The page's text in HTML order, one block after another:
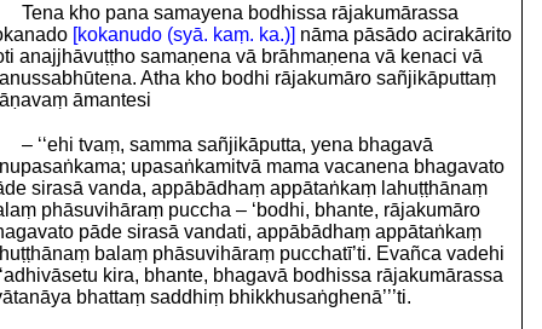
Tena kho pana samayena bodhissa rājakumārassa
[kokanudo (syā. kaṃ. ka.)] nāma pāsādo acirakārito
anajjhāvuṭṭho samaṇena vā brāhmaṇena vā kenaci vā
Atha kho bodhi rājakumāro sañjikāputtaṃ
āmantesi
– ‘‘ehi tvaṃ, samma sañjikāputta, yena bhagavā
upasaṅkamitvā mama vacanena bhagavato
sirasā vanda, appābādhaṃ appātaṅkaṃ lahuṭṭhānaṃ
phāsuvihāraṃ puccha – ‘bodhi, bhante, rājakumāro
pāde sirasā vandati, appābādhaṃ appātaṅkaṃ
balaṃ phāsuvihāraṃ pucchatī’ti. Evañca vadehi
kira, bhante, bhagavā bodhissa rājakumārassa
bhattaṃ saddhiṃ bhikkhusaṅghenā’’’ti.